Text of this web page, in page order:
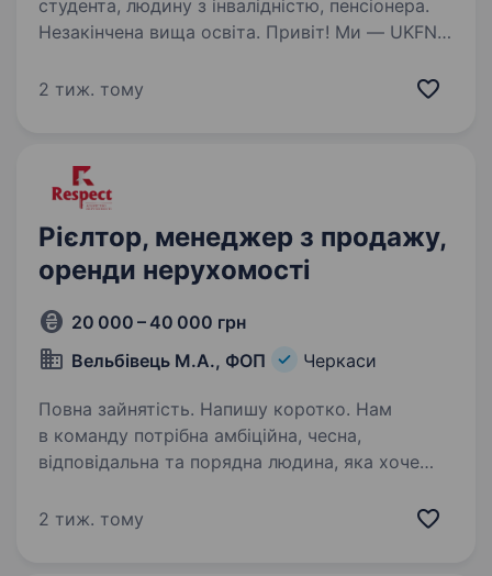
студента, людину з інвалідністю, пенсіонера.
Незакінчена вища освіта. Привіт! Ми — UKFN
великих проектів у сфері девелопменту.
розпочати кар'єру в технічній сфері,…
2 тиж. тому
Рієлтор, менеджер з продажу,
оренди нерухомості
20 000 – 40 000 грн
Вельбівець М.А., ФОП
Черкаси
Повна зайнятість. Напишу коротко. Нам
в команду потрібна амбіційна, чесна,
відповідальна та порядна людина, яка хоче
тому не хвилюйтесь. Але від Вас потрібне
2 тиж. тому